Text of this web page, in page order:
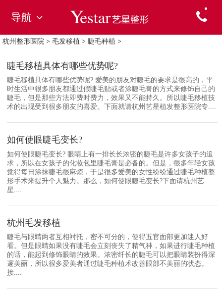
导航
杭州整形医院 > 毛发移植 > 睫毛种植 >
睫毛移植具体有哪些优势呢?
睫毛移植具体有哪些优势呢? 爱美的朋友对睫毛的要求是很高的，平
时生活中很多朋友都通过假睫毛贴或者涂睫毛膏的方式来修饰自己的
睫毛，但是那些方法即费时费力，效果又不能持久。所以睫毛移植技
术的出现受到很多朋友的喜爱。下面就请杭州艺星植发整形医院专....
如何使眼睫毛变长?
如何使眼睫毛变长? 眼睛上有一排长长浓密的睫毛是许多女孩子的追
求，所以在女孩子的化妆包里睫毛膏是必备的。但是，很多年轻女孩
觉得每日涂抹睫毛很麻烦，于是很多爱美的女性纷纷通过睫毛种植整
形手术来提升个人魅力。那么，如何使眼睫毛变长?下面请杭州艺
星....
杭州毛发移植
睫毛与眼睛两者互相衬托，密不可分的，使得五官面部更加迷人好
看。但是眼睛如果没有睫毛会立刻丧失了精气神，如果进行睫毛种植
的话，能起到修饰眼睛的效果。浓密纤长的睫毛可以把眼睛装扮得深
邃美丽，所以很多爱美者通过睫毛种植术改善眼部不美丽的状态。
接....